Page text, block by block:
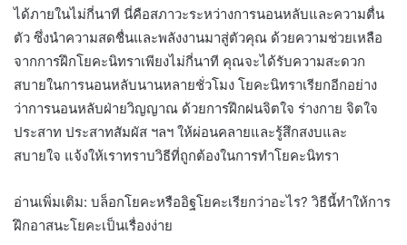
ได้ภายในไม่กี่นาที นี่คือสภาวะระหว่างการนอนหลับและความตื่น
ตัว ซึ่งนำความสดชื่นและพลังงานมาสู่ตัวคุณ ด้วยความช่วยเหลือ
จากการฝึกโยคะนิทราเพียงไม่กี่นาที คุณจะได้รับความสะดวก
สบายในการนอนหลับนานหลายชั่วโมง โยคะนิทราเรียกอีกอย่าง
ว่าการนอนหลับฝ่ายวิญญาณ ด้วยการฝึกฝนจิตใจ ร่างกาย จิตใจ
ประสาท ประสาทสัมผัส ฯลฯ ให้ผ่อนคลายและรู้สึกสงบและ
สบายใจ แจ้งให้เราทราบวิธีที่ถูกต้องในการทำโยคะนิทรา
อ่านเพิ่มเติม: บล็อกโยคะหรืออิฐโยคะเรียกว่าอะไร? วิธีนี้ทำให้การ
ฝึกอาสนะโยคะเป็นเรื่องง่าย